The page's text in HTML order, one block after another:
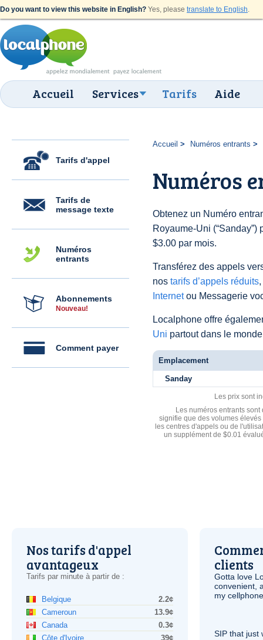
Do you want to view this website in English? Yes, please translate to English.
Accueil Services Tarifs Aide
Tarifs d'appel
Tarifs de
message texte
Numéros
entrants
Abonnements
Nouveau!
Comment payer
Accueil Numéros entrants
Numéros
Obtenez un Numéro
Royaume-Uni (“Sanday”)
$3.00 par mois.
Transférez des appels
nos tarifs d’appels réduits
Internetou Messagerie
Localphone offre
Uni partout dans le
Emplacement
Sanday
Les prix sont
Les numéros entrants
signifie que des volumes
les centres d'appels ou de
un supplément de $0.01
Nos tarifs d'appel
avantageux
Tarifs par minute à partir de :
Belgique
2.2¢
Cameroun
13.9¢
Canada
0.3¢
Côte d'Ivoire
39¢
clients
Gotta love
convenient,
my
SIP that just